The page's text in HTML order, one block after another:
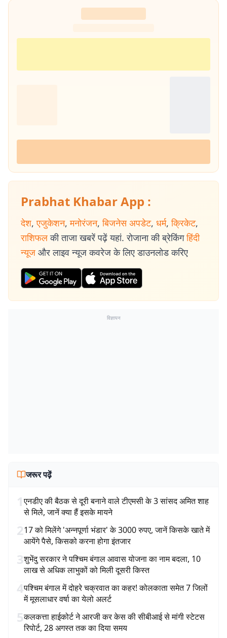
Prabhat Khabar App :
देश, एजुकेशन, मनोरंजन, बिजनेस अपडेट, धर्म, क्रिकेट,
राशिफल की ताजा खबरें पढ़ें यहां. रोजाना की ब्रेकिंग हिंदी
न्यूज और लाइव न्यूज कवरेज के लिए डाउनलोड करिए
विज्ञापन
जरूर पढ़ें
1एनडीए की बैठक से दूरी बनाने वाले टीएमसी के 3 सांसद अमित शाह
से मिले, जानें क्या हैं इसके मायने
217 को मिलेंगे 'अन्नपूर्णा भंडार' के 3000 रुपए, जानें किसके खाते में
आयेंगे पैसे, किसको करना होगा इंतजार
3शुभेंदु सरकार ने पश्चिम बंगाल आवास योजना का नाम बदला, 10
लाख से अधिक लाभुकों को मिली दूसरी किस्त
4पश्चिम बंगाल में दोहरे चक्रवात का कहर! कोलकाता समेत 7 जिलों
में मूसलाधार वर्षा का येलो अलर्ट
5कलकत्ता हाईकोर्ट ने आरजी कर केस की सीबीआई से मांगी स्टेटस
रिपोर्ट, 28 अगस्त तक का दिया समय